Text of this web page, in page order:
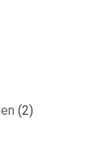
22